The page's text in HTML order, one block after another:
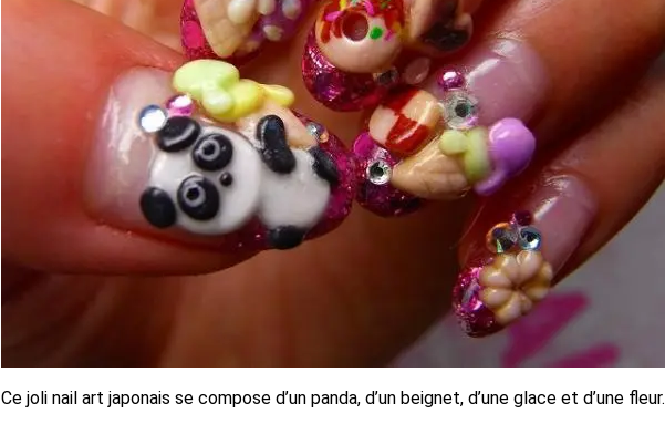
Ce joli nail art japonais se compose d’un panda, d’un beignet, d’une glace et d’une fleur.